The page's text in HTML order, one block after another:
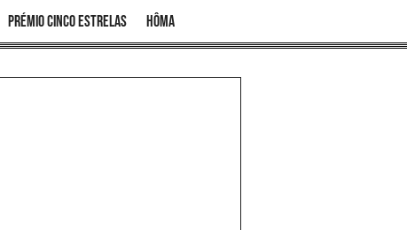
Prémio Cinco Estrelas Hôma